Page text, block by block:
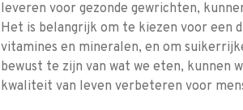
leveren voor gezonde gewrichten,
Het is belangrijk om te kiezen voor een
vitamines en mineralen, en om
bewust te zijn van wat we eten, kunnen
kwaliteit van leven verbeteren voor